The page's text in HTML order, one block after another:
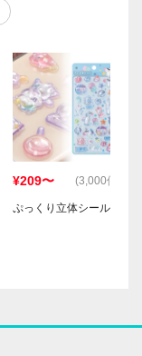
¥209〜 (3,000個)
ぷっくり立体シール